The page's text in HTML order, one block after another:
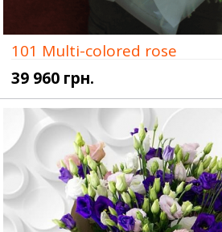
101 Multi-colored rose
39 960 грн.